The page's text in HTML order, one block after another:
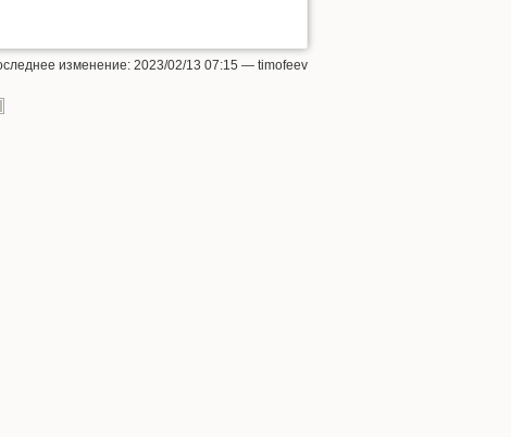
изменение: 2023/02/13 07:15 — timofeev